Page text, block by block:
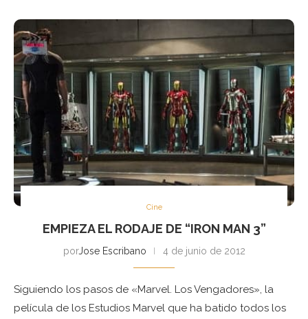
Cine
EMPIEZA EL RODAJE DE “IRON MAN 3”
porJose Escribano 4 de junio de 2012
Siguiendo los pasos de «Marvel. Los Vengadores», la
película de los Estudios Marvel que ha batido todos los